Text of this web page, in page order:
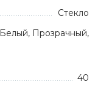
Стекло
Белый, Прозрачный,
40